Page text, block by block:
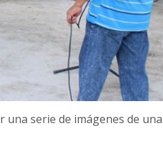
serie de imágenes de una